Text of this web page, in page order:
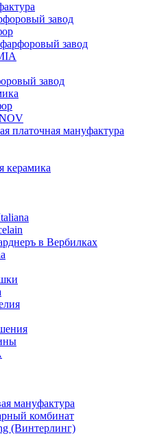
завод
завод
завод
платочная мануфактура
керамика
в Вербилках
мануфактура
комбинат
(Винтерлинг)